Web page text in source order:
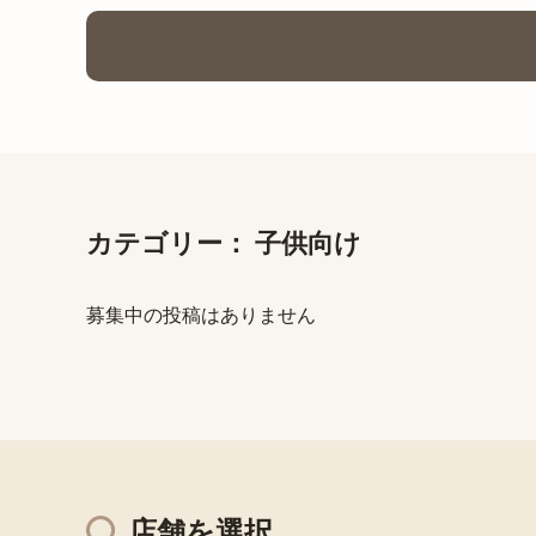
カテゴリー： 子供向け
募集中の投稿はありません